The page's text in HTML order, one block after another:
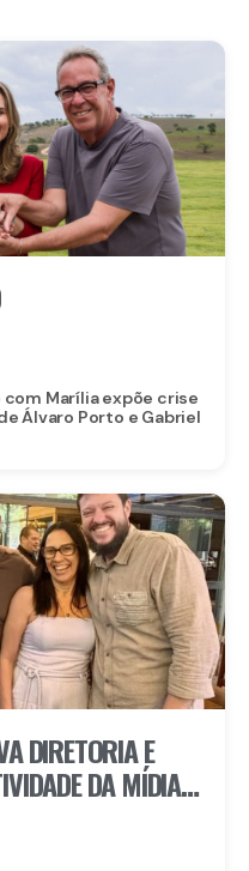
Marília expõe crise
Álvaro Porto e Gabriel
DIRETORIA E
DA MÍDIA